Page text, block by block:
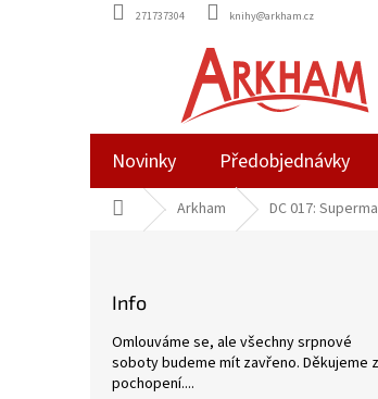
271737304 knihy@arkham.cz
Novinky Předobjednávky
Domů Arkham DC 017:
Info
Omlouváme se, ale všechny srpnové
soboty budeme mít zavřeno. Děkujeme
pochopení....